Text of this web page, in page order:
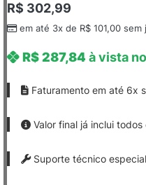
R$ 302,99
em até 3x de R$ 101,00 sem
R$287,84 à vista
Faturamento em até 6x
Valor final já inclui
Suporte técnico